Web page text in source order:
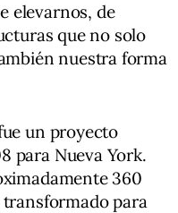
elevarnos, de
que no solo
nuestra forma
un proyecto
para Nueva York.
360
para